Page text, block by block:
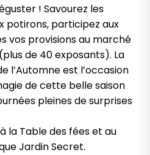
! Savourez les
potirons, participez aux
vos provisions au marché
de 40 exposants). La
l’Automne est l’occasion
de cette belle saison
pleines de surprises
la Table des fées et au
Jardin Secret.